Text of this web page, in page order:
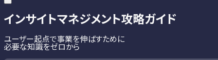
インサイトマネジメント攻略ガイド
ユーザー起点で事業を伸ばすために
必要な知識をゼロから